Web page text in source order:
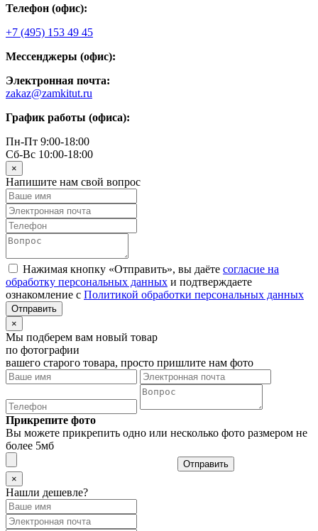
Телефон (офис):
+7 (495) 153 49 45
Мессенджеры (офис):
Электронная почта:
zakaz@zamkitut.ru
График работы (офиса):
Пн-Пт 9:00-18:00
Сб-Вс 10:00-18:00
×
Напишите нам свой вопрос
Нажимая кнопку «Отправить», вы даёте согласие на
обработку персональных данных и подтверждаете
ознакомление с Политикой обработки персональных данных
×
Мы подберем вам новый товар
по фотографии
вашего старого товара, просто пришлите нам фото
Прикрепите фото
Вы можете прикрепить одно или несколько фото размером не
более 5мб
Отправить
×
Нашли дешевле?